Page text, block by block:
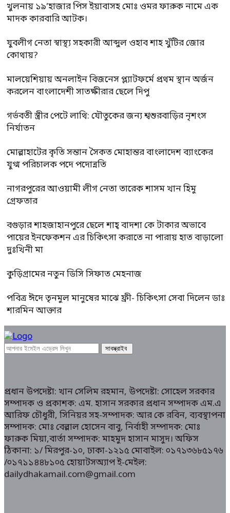
খুলনায় ১৯’হাজার পিস ইয়াবাসহ মোঃ ওমর ফারুক নামে এক
মাদক কারবারি আটক।
যুবলীগ নেতা স্বাস্থ্য সহকারী আব্দুল ওহাব শাহ খুঁটির জোর
কোথায়?
মালয়েশিয়ায় অনলাইন বিজনেস প্ল্যাটফর্মে প্রথম স্থান অর্জন
করলেন বাংলাদেশী সাতক্ষীরার ছেলে দিপু
গর্ভবতী স্ত্রীর পেটে লাথি: যৌতুকের জন্য শ্বশুরবাড়ির নৃশংস
নির্যাতন
মোল্লাহাটের কৃতি সন্তান সৈকত মোহান্তর বাংলাদেশ ব্যাংকের
যুগ্ম পরিচালক পদে পদোন্নতি
নাগরপুরের আওয়ামী লীগ নেতা তারেক শাসম খান হিমু
গ্রেফতার
বগুড়ার শাহজাহানপুরে ছেলে শাহ্ বাদশা কে টাকার অভাবে
পায়ের ইনফেকশন এর চিকিৎসা করাতে না পারায় হাত বাড়ালো
দুঃখিনী মা
কুড়িগ্রামের নতুন ডিসি সিফাত মেহনাজ
পবিত্র ঈদে তৃনমুল মানুষের মাঝে ফ্রী- চিকিৎসা সেবা দিলেন ডাঃ
শারমিন আক্তার
প্রধান উপদেষ্টা: খান সেলিম রহমান, উপদেষ্টা: সোহেল সরকার
সম্পাদক ও প্রকাশক: এম. হাসান সরকার প্রধান সম্পাদক এম.এ
আরিফ চৌধুরী, সিনিয়র সহ-সম্পাদক: আর কে রবিন, ব্যবস্থাপনা
সম্পাদক: মোঃ বেল্লাল হোসেন বাবু, নির্বাহী সম্পাদক: মোঃ
ফারুক মিয়া,বার্তা সম্পাদক: মাহমুদ হাসান মাসুদ। অফিস
ঠিকানা: ১/ মিরপুর-১০, ঢাকা-১২১৫ মোবাইল: ০১৭১৩৬৮৫১৭৬
/০১৭১১৪৪৮১০৫ হোয়াটসঅ্যাপ ই-মেইল:
dailydhakamail.com@gmail.com